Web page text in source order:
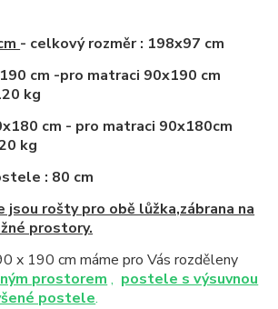
- celkový rozměr : 198x97 cm
cm -pro matraci 90x190 cm
kg
cm - pro matraci 90x180cm
kg
: 80 cm
rošty pro obě lůžka,zábrana na
prostory.
x 190 cm máme pro Vás rozděleny
prostorem , postele s výsuvnou
postele.